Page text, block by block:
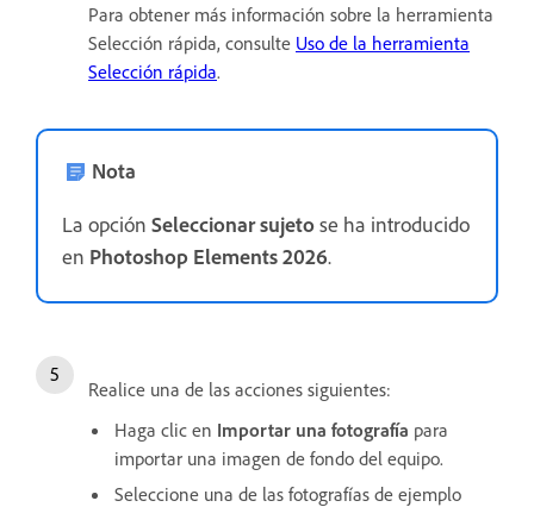
Para obtener más información sobre la herramienta
Selección rápida, consulte Uso de la herramienta
Selección rápida.
Nota
La opción Seleccionar sujetose ha introducido
en Photoshop Elements 2026.
Realice una de las acciones siguientes:
Haga clic en Importar una fotografía para
importar una imagen de fondo del equipo.
Seleccione una de las fotografías de ejemplo